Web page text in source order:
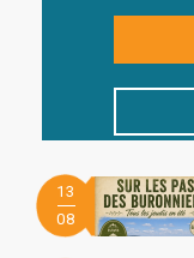
13
08